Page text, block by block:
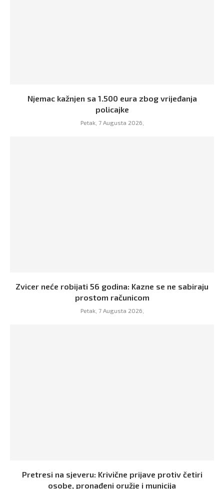
Njemac kažnjen sa 1.500 eura zbog vrijeđanja
policajke
Petak, 7 Augusta 2026,
Zvicer neće robijati 56 godina: Kazne se ne sabiraju
prostom računicom
Petak, 7 Augusta 2026,
Pretresi na sjeveru: Krivične prijave protiv četiri
osobe, pronađeni oružje i municija